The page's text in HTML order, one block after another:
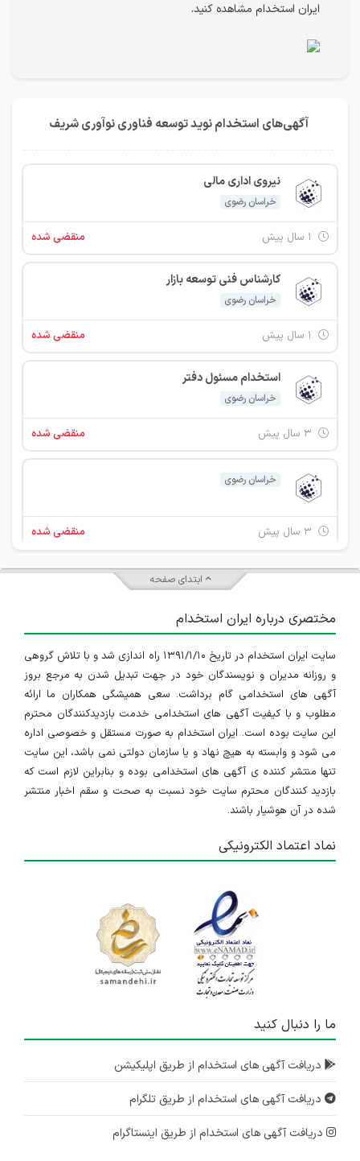
ایران استخدام مشاهده کنید.
آگهی‌های استخدام نوید توسعه فناوری نوآوری شریف
نیروی اداری مالی
خراسان رضوی
منقضی شده
کارشناس فنی توسعه بازار
خراسان رضوی
منقضی شده
استخدام مسئول دفتر
خراسان رضوی
منقضی شده
خراسان رضوی
منقضی شده
استخدام برنامه نویس
خراسان رضوی
۳ سال پیش منقضی شده
استخدام کارشناس مالی
خراسان رضوی
۳ سال پیش منقضی شده
استخدام کارشناس خدمات نوآوری در یک موسسه معتبر در مشهد
خراسان رضوی
استخدام کارشناس اداری- مالی آشنا به حسابداری
خراسان رضوی
۴ سال پیش
خراسان رضوی
ابتدای صفحه
مختصری درباره ایران استخدام
سایت ایران استخدام در تاریخ ۱۳۹۱/۱/۱۰ راه اندازی شد و با تلاش گروهی
و روزانه مدیران و نویسندگان خود در جهت تبدیل شدن به مرجع بروز
آگهی های استخدامی گام برداشت. سعی همیشگی همکاران ما ارائه
مطلوب و با کیفیت آگهی های استخدامی خدمت بازدیدکنندگان محترم
این سایت بوده است. ایران استخدام به صورت مستقل و خصوصی اداره
می شود و وابسته به هیچ نهاد و یا سازمان دولتی نمی باشد، این سایت
تنها منتشر کننده ی آگهی های استخدامی بوده و بنابراین لازم است که
بازدید کنندگان محترم سایت خود نسبت به صحت و سقم اخبار منتشر
شده در آن هوشیار باشند.
نماد اعتماد الکترونیکی
ما را دنبال کنید
دریافت آگهی های استخدام از طریق اپلیکیشن
دریافت آگهی های استخدام از طریق تلگرام
دریافت آگهی های استخدام از طریق اینستاگرام